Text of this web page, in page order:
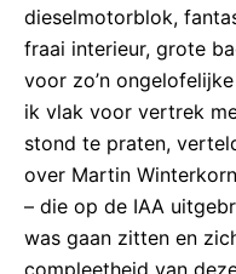
dieselmotorblok,
fraai interieur, grote
voor zo’n
ik vlak voor vertrek
stond te praten,
over Martin
– die op de IAA
was gaan zitten en
compleetheid van